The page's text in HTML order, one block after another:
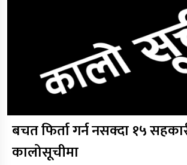
बचत फिर्ता गर्न नसक्दा १५
कालोसूचीमा